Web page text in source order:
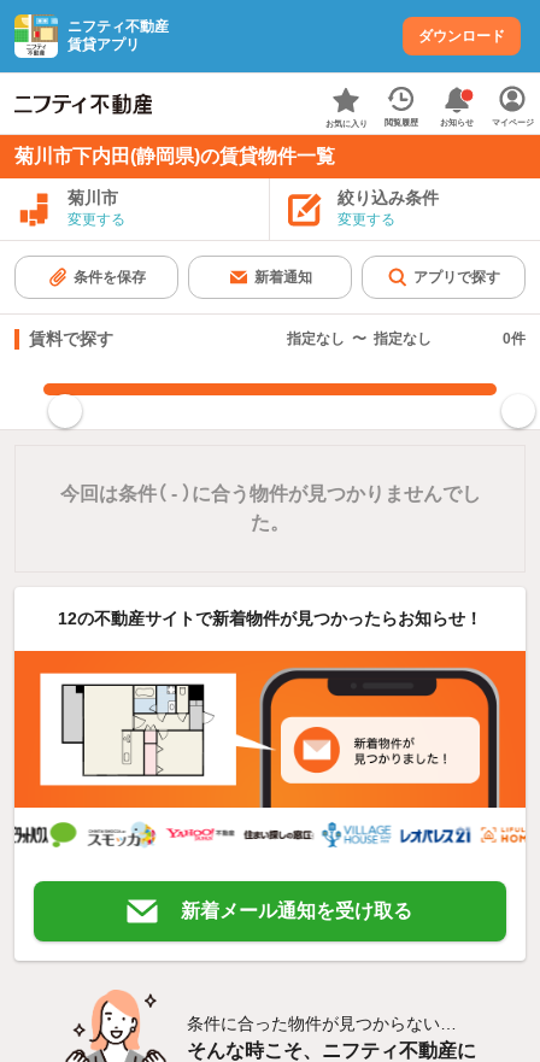
ニフティ不動産
賃貸アプリ
ダウンロード
お気に入り 閲覧履歴 お知らせ マイページ
菊川市下内田(静岡県)の賃貸物件一覧
菊川市
変更する
絞り込み条件
変更する
条件を保存 新着通知 アプリで探す
賃料で探す 指定なし 〜 指定なし 0件
今回は条件（ -）に合う物件が見つかりませんでし
た。
12の不動産サイトで新着物件が見つかったらお知らせ！
新着メール通知を受け取る
条件に合った物件が見つからない…
そんな時こそ、ニフティ不動産に